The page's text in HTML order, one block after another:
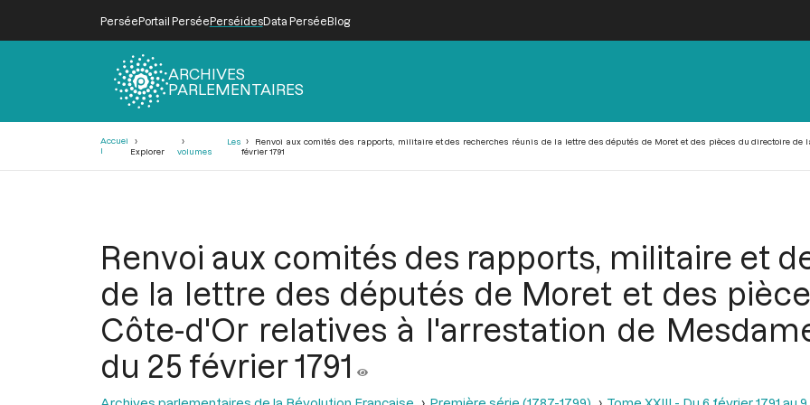
PerséePortail PerséePerséidesData PerséeBlog
ARCHIVES
PARLEMENTAIRES
Accuei
l
Explorer
Les
volumes
Renvoi aux comités des rapports, militaire et des recherches réunis de la lettre des députés de Moret et des pièces du directoire
février 1791
Renvoi aux comités des rapports, militaire et
de la lettre des députés de Moret et des
Côte-d'Or relatives à l'arrestation de
du 25 février 1791